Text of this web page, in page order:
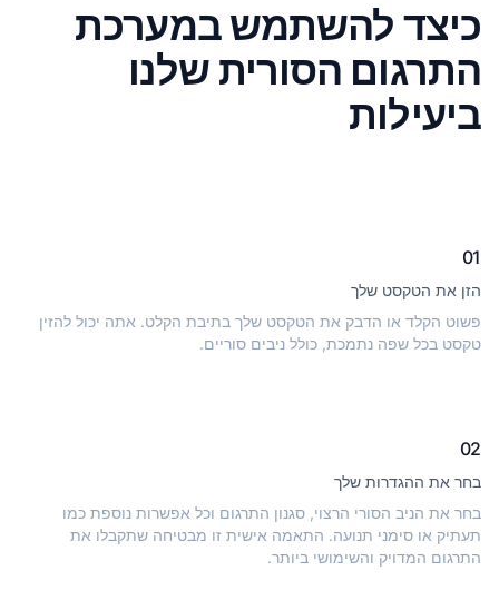
כיצד להשתמש במערכת
התרגום הסורית שלנו
ביעילות
01
הזן את הטקסט שלך
פשוט הקלד או הדבק את הטקסט שלך בתיבת הקלט. אתה יכול להזין
טקסט בכל שפה נתמכת, כולל ניבים סוריים.
02
בחר את ההגדרות שלך
בחר את הניב הסורי הרצוי, סגנון התרגום וכל אפשרות נוספת כמו
תעתיק או סימני תנועה. התאמה אישית זו מבטיחה שתקבלו את
התרגום המדויק והשימושי ביותר.